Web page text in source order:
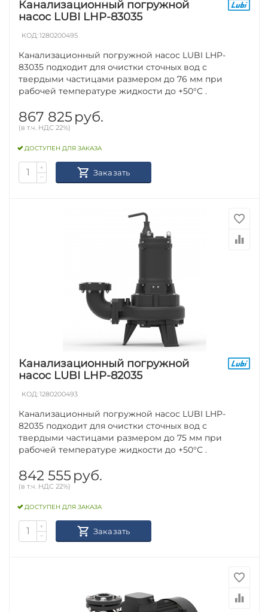
Канализационный погружной
насос LUBI LHP-83035
КОД:1280200495
Канализационный погружной насос LUBI LHP-
83035 подходит для очистки сточных вод с
твердыми частицами размером до 76 мм при
рабочей температуре жидкости до +50°С .
867 825 руб.
(в т.ч. НДС 22%)
ДОСТУПЕН ДЛЯ ЗАКАЗА
+
−
Заказать
Канализационный погружной
насос LUBI LHP-82035
КОД:1280200493
Канализационный погружной насос LUBI LHP-
82035 подходит для очистки сточных вод с
твердыми частицами размером до 75 мм при
рабочей температуре жидкости до +50°С .
842 555 руб.
(в т.ч. НДС 22%)
ДОСТУПЕН ДЛЯ ЗАКАЗА
+
−
Заказать